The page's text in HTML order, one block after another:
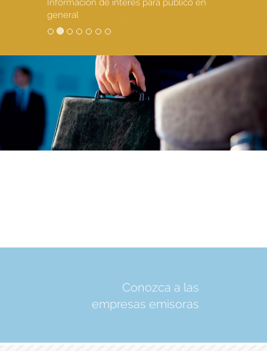
Información de interés para público en
general
Conozca a las
empresas emisoras